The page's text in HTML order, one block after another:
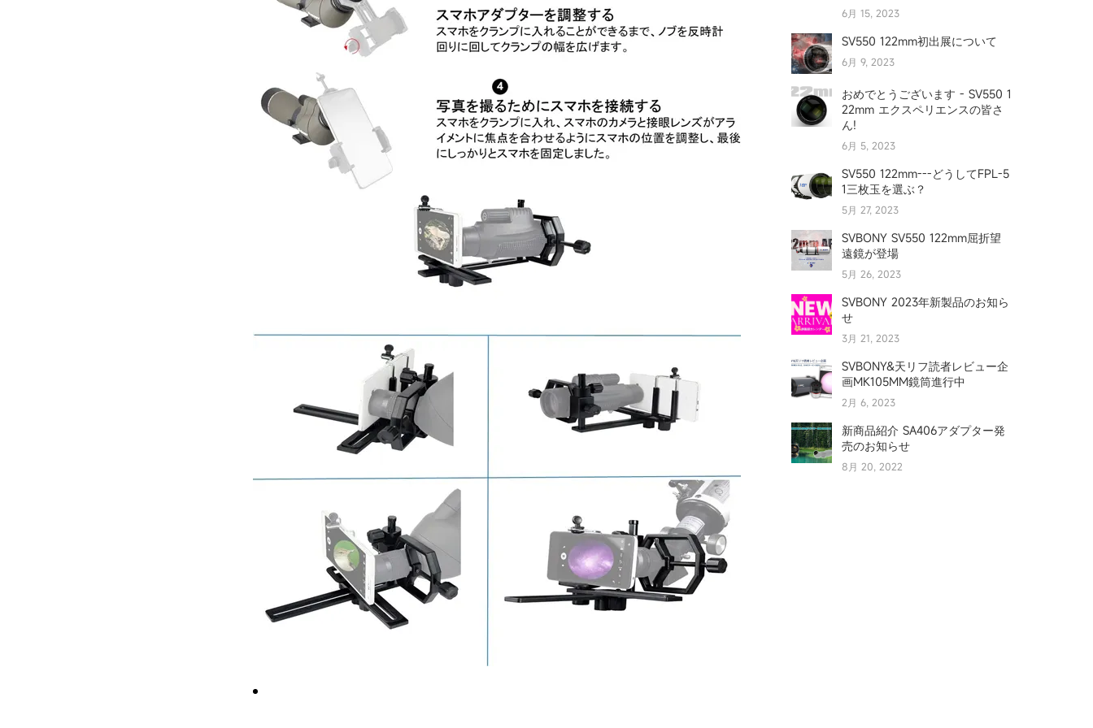
6月 15, 2023
SV550 122mm初出展について
6月 9, 2023
おめでとうございます - SV550 1
22mm エクスペリエンスの皆さ
ん!
6月 5, 2023
SV550 122mm---どうしてFPL-5
1三枚玉を選ぶ？
5月 27, 2023
SVBONY SV550 122mm屈折望
遠鏡が登場
5月 26, 2023
SVBONY 2023年新製品のお知ら
せ
3月 21, 2023
SVBONY&天リフ読者レビュー企
画MK105MM鏡筒進行中
2月 6, 2023
新商品紹介 SA406アダプター発
売のお知らせ
8月 20, 2022